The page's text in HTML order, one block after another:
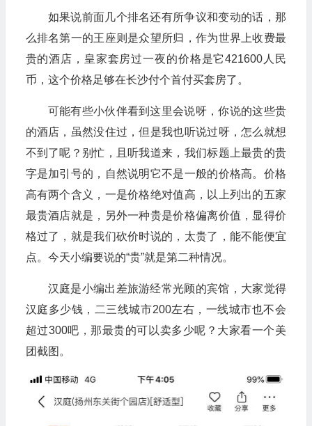
如果说前面几个排名还有所争议和变动的话，那
么排名第一的王座则是众望所归，作为世界上收费最
贵的酒店，皇家套房过一夜的价格是它421600人民
币，这个价格足够在长沙付个首付买套房了。
可能有些小伙伴看到这里会说呀，你说的这些贵
的酒店，虽然没住过，但是我也听说过呀，怎么就想
不到了呢？别忙，且听我道来，我们标题上最贵的贵
字是加引号的，自然说明它不是一般的价格高。价格
高有两个含义，一是价格绝对值高，以上列出的五家
最贵酒店就是，另外一种贵是价格偏离价值，显得价
格过了，就是我们砍价时说的，太贵了，能不能便宜
点。今天小编要说的“贵”就是第二种情况。
汉庭是小编出差旅游经常光顾的宾馆，大家觉得
汉庭多少钱，二三线城市200左右，一线城市也不会
超过300吧，那最贵的可以卖多少呢？大家看一个美
团截图。